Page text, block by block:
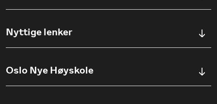
Ullevålsveien 76, 0454 OSLO
(+47) 23 23 38 20
Nyttige lenker
Søknadsinfo
Oslo Nye Høyskole